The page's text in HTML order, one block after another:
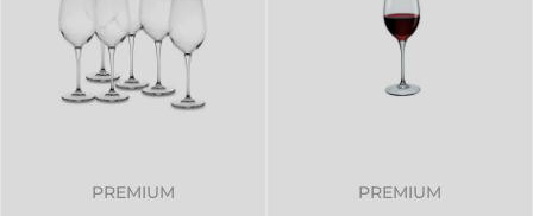
PREMIUM PREMIUM